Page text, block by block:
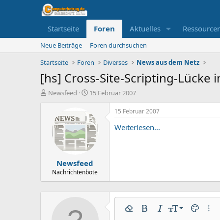
Startseite Foren Aktuelles
Neue Beiträge
Foren durchsuchen
Startseite
Foren Diverses News aus dem Netz
[hs] Cross-Site-Scripting-Lücke
E
Newsfeed
E
t
e
l
l
a
m
15 Februar 2007
Newsfeed
Nachrichtenbote
15 Februar 2007
Weiterlesen...
Formatierung entfernen
Fett KursivSchriftgröße
9
Textfarbe